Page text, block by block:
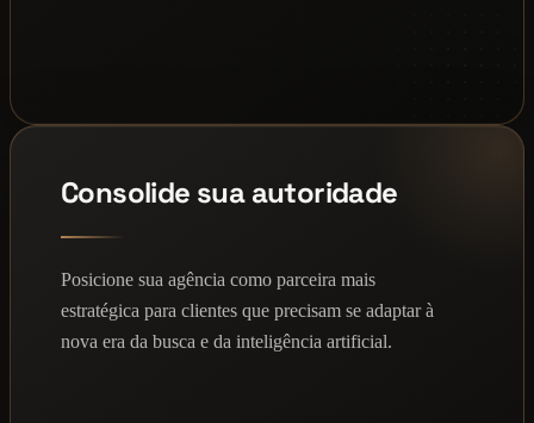
Consolide sua autoridade
Posicione sua agência como parceira mais
estratégica para clientes que precisam se adaptar à
nova era da busca e da inteligência artificial.